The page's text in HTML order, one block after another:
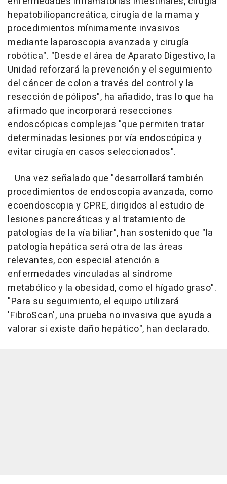
hepatobiliopancreática, cirugía de la mama y
procedimientos mínimamente invasivos
mediante laparoscopia avanzada y cirugía
robótica". "Desde el área de Aparato Digestivo, la
Unidad reforzará la prevención y el seguimiento
del cáncer de colon a través del control y la
resección de pólipos", ha añadido, tras lo que ha
afirmado que incorporará resecciones
endoscópicas complejas "que permiten tratar
determinadas lesiones por vía endoscópica y
evitar cirugía en casos seleccionados".
Una vez señalado que "desarrollará también
procedimientos de endoscopia avanzada, como
ecoendoscopia y CPRE, dirigidos al estudio de
lesiones pancreáticas y al tratamiento de
patologías de la vía biliar", han sostenido que "la
patología hepática será otra de las áreas
relevantes, con especial atención a
enfermedades vinculadas al síndrome
metabólico y la obesidad, como el hígado graso".
"Para su seguimiento, el equipo utilizará
'FibroScan', una prueba no invasiva que ayuda a
valorar si existe daño hepático", han declarado.